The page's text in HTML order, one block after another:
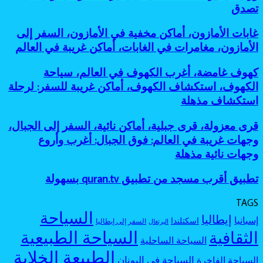
للمغامرين
معروفة:
جزر
مخفية
كأنها
الخريطة
أساطير
الغابات،
أماكن
مرعبة
للسفر،
غامضة
ملونة،
طبيعية
عجيبة،
بحيرة
وردية،
بحيرات
غامضة:
أجمل
ملونة
بألوان
لا
تصدق
تصدق
غابات
الأمازون،
أماكن
في
الأمازون،
السفر
إلى
الأمازون،
مغامرات
في
الغابات،
غريبة
في
العالم
غابات الأمازون، أماكن مخفية في الأمازون، السفر إلى
الأمازون، مغامرات في الغابات، أماكن غريبة في العالم
كهوف
غامضة،
أغرب
الكهوف
العالم،
سياحة
الكهوف،
استكشاف
أماكن
للسفر:
لرحلة
استكشاف
مذهلة
كهوف غامضة، أغرب الكهوف في العالم، سياحة
الكهوف، استكشاف الكهوف، أماكن غريبة للسفر: لرحلة
استكشاف مذهلة
قرى
معزولة،
قرى
جبلية،
نائية،
إلى
وجهات
غريبة
في
العالم:
قرى معزولة، قرى جبلية، أماكن نائية، السفر إلى الجبال،
وجهات غريبة في العالم: فوق الجبال: أغرب وأروع
وجهات نائية مذهلة
تطبيق
مسجد
تطبيق
quran.tv
بسهولة
تطبيق أقرب مسجد من تطبيق quran.tv بسهولة
TAGS
إسبانيا إيطاليا اسكتلندا البرتغال السفر إلى إيطاليا
السياحة
الثقافية
السياحة الساحلية السياحة الطبيعية
السياحة الفاخرة السياحة في اليونان الطبيعة الخلابة